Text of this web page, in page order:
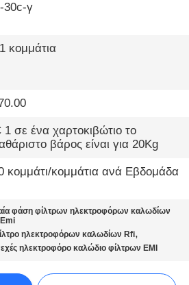
30c-γ
κομμάτια
1 σε ένα χαρτοκιβώτιο το
βάρος είναι για 20Kg
κομμάτι/κομμάτια ανά Εβδομάδα
φάση φίλτρων ηλεκτροφόρων καλωδίων
ηλεκτροφόρων καλωδίων Rfi,
ηλεκτροφόρο καλώδιο φίλτρων EMI